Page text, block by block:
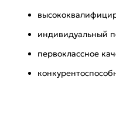
индивидуальный
первоклассное